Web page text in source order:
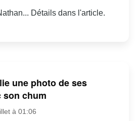
Détails dans l'article.
une photo de ses
son chum
à 01:06